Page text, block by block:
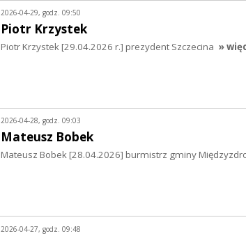
2026-04-29, godz. 09:50
Piotr Krzystek
Piotr Krzystek [29.04.2026 r.] prezydent Szczecina »
2026-04-28, godz. 09:03
Mateusz Bobek
Mateusz Bobek [28.04.2026] burmistrz gminy
2026-04-27, godz. 09:48